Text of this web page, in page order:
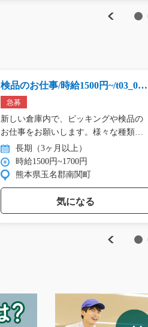
Previous
Previous
検品のお仕事/時給1500円~/t03_002
63急募
新しい倉庫内で、ピッキングや検品の
お仕事をお願いします。様々な種類
の… 長期（3ヶ月以上）
時給1500円~1700円
熊本県玉名郡南関町
気になる